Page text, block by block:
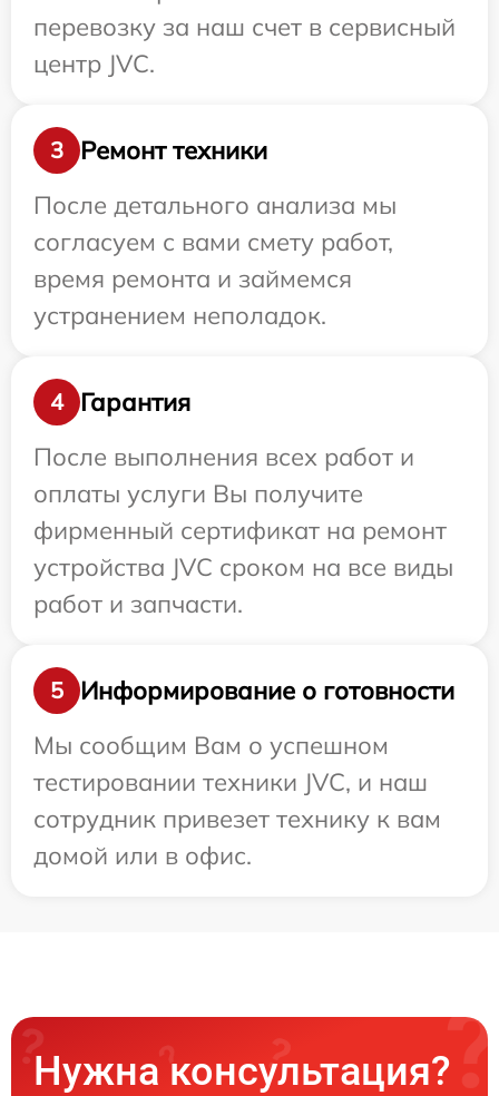
перевозку за наш счет в сервисный
центр JVC.
3
Ремонт техники
После детального анализа мы
согласуем с вами смету работ,
время ремонта и займемся
устранением неполадок.
4
Гарантия
После выполнения всех работ и
оплаты услуги Вы получите
фирменный сертификат на ремонт
устройства JVC сроком на все виды
работ и запчасти.
5
Информирование о готовности
Мы сообщим Вам о успешном
тестировании техники JVC, и наш
сотрудник привезет технику к вам
домой или в офис.
Нужна консультация?